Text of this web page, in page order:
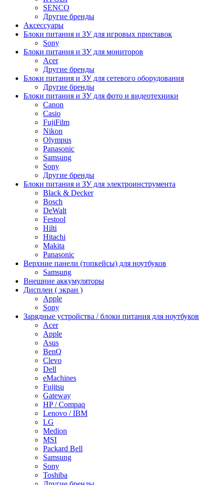
SENCO
Другие бренды
Аксессуары
Блоки питания и ЗУ для игровых приставок
Sony
Блоки питания и ЗУ для мониторов
Acer
Другие бренды
Блоки питания и ЗУ для сетевого оборудования
Другие бренды
Блоки питания и ЗУ для фото и видеотехники
Canon
Casio
FujiFilm
Nikon
Olympus
Panasonic
Samsung
Sony
Другие бренды
Блоки питания и ЗУ для электроинструмента
Black & Decker
Bosch
DeWalt
Festool
Hilti
Hitachi
Makita
Panasonic
Верхние панели (топкейсы) для ноутбуков
Samsung
Внешние аккумуляторы
Дисплеи ( экран )
Apple
Sony
Зарядные устройства / блоки питания для ноутбуков
Acer
Apple
Asus
BenQ
Clevo
Dell
eMachines
Fujitsu
Gateway
HP / Compaq
Lenovo / IBM
LG
Medion
MSI
Packard Bell
Samsung
Sony
Toshiba